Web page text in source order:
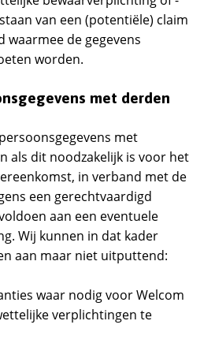
van een (potentiële) claim
waarmee de gegevens
worden.
met derden
met
als dit noodzakelijk is voor het
in verband met de
een gerechtvaardigd
aan een eventuele
Wij kunnen in dat kader
aan maar niet uitputtend:
waar nodig voor Welcom
verplichtingen te